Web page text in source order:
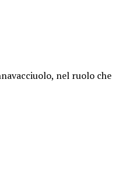
nel ruolo che